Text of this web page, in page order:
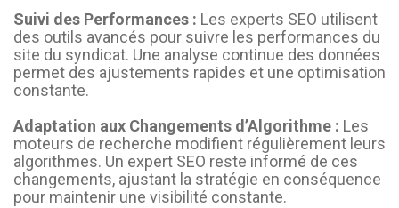
Suivi des Performances : Les experts SEO utilisent
des outils avancés pour suivre les performances du
site du syndicat. Une analyse continue des données
permet des ajustements rapides et une optimisation
constante.
Adaptation aux Changements d’Algorithme : Les
moteurs de recherche modifient régulièrement leurs
algorithmes. Un expert SEO reste informé de ces
changements, ajustant la stratégie en conséquence
pour maintenir une visibilité constante.